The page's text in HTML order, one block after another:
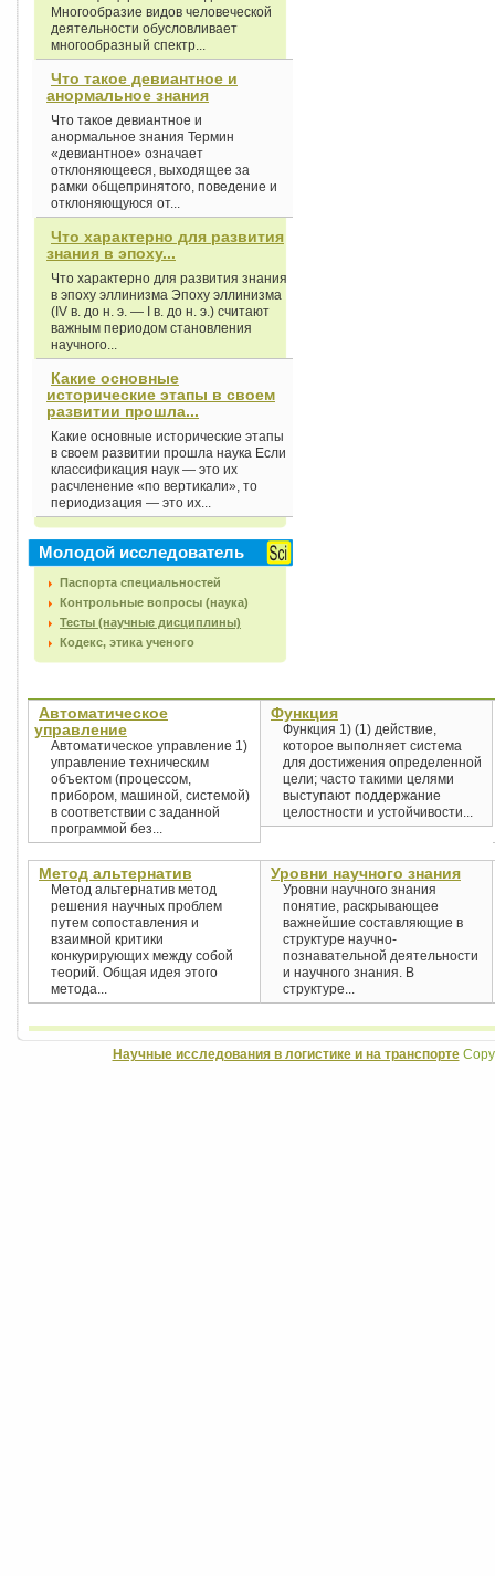
Многообразие видов человеческой
деятельности обусловливает
многообразный спектр...
Что такое девиантное и
анормальное знания
Что такое девиантное и
анормальное знания Термин
«девиантное» означает
отклоняющееся, выходящее за
рамки общепринятого, поведение и
отклоняющуюся от...
Что характерно для развития
знания в эпоху...
Что характерно для развития знания
в эпоху эллинизма Эпоху эллинизма
(IV в. до н. э. — I в. до н. э.) считают
важным периодом становления
научного...
Какие основные
исторические этапы в своем
развитии прошла...
Какие основные исторические этапы
в своем развитии прошла наука Если
классификация наук — это их
расчленение «по вертикали», то
периодизация — это их...
Молодой исследователь
Паспорта специальностей
Контрольные вопросы (наука)
Тесты (научные дисциплины)
Кодекс, этика ученого
Автоматическое
управление
Автоматическое управление 1)
управление техническим
объектом (процессом,
прибором, машиной, системой)
в соответствии с заданной
программой без...
Функция
Функция 1) (1) действие,
которое выполняет система
для достижения определенной
цели; часто такими целями
выступают поддержание
целостности и устойчивости...
Метод альтернатив
Метод альтернатив метод
решения научных проблем
путем сопоставления и
взаимной критики
конкурирующих между собой
теорий. Общая идея этого
метода...
Уровни научного знания
Уровни научного знания
понятие, раскрывающее
важнейшие составляющие в
структуре научно-
познавательной деятельности
и научного знания. В
структуре...
Научные исследования в логистике и на транспорте